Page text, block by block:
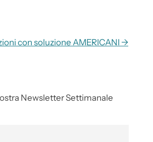
con soluzione AMERICANI →
Newsletter Settimanale